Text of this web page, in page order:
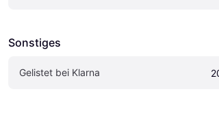
Sonstiges
Gelistet bei Klarna